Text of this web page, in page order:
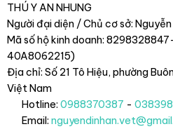
THÚ Y AN NHUNG
Người đại diện / Chủ cơ sở:
Mã số hộ kinh doanh:
40A8062215)
Địa chỉ: Số 21 Tô Hiệu, phường
Việt Nam
Hotline: 0988370387 -
Email: